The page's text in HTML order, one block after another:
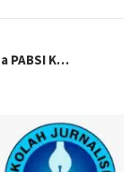
PABSI K…